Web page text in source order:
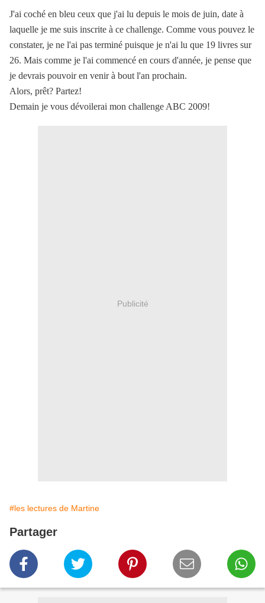
J'ai coché en bleu ceux que j'ai lu depuis le mois de juin, date à
laquelle je me suis inscrite à ce challenge. Comme vous pouvez le
constater, je ne l'ai pas terminé puisque je n'ai lu que 19 livres sur
26. Mais comme je l'ai commencé en cours d'année, je pense que
je devrais pouvoir en venir à bout l'an prochain.
Alors, prêt? Partez!
Demain je vous dévoilerai mon challenge ABC 2009!
Publicité
#les lectures de Martine
Partager